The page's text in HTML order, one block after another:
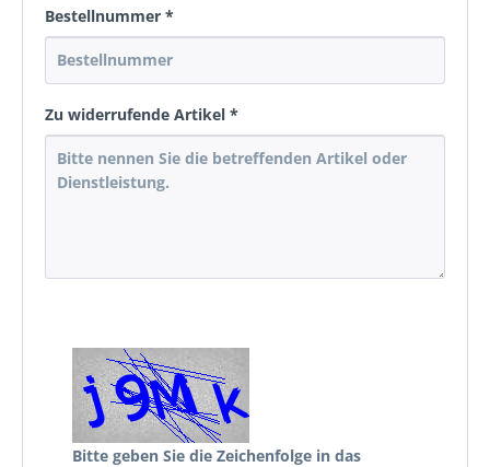
Bestellnummer *
Zu widerrufende Artikel *
Bitte geben Sie die Zeichenfolge in das